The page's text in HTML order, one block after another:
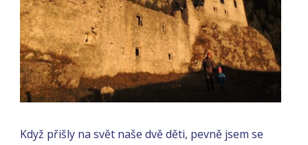
Když přišly na svět naše dvě děti, pevně jsem se